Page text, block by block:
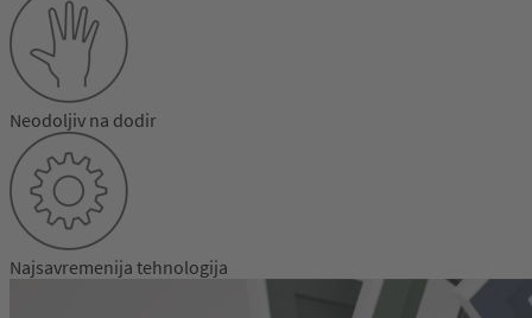
Neodoljiv na dodir
Najsavremenija tehnologija